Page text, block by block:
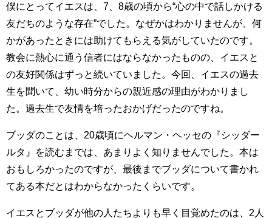
僕にとってイエスは、7、8歳の頃から“心の中で話しかける
友だちのような存在”でした。なぜかはわかりませんが、何
かがあったときには助けてもらえる気がしていたのです。
教会に熱心に通う信者にはならなかったものの、イエスと
の友好関係はずっと続いていました。今回、イエスの過去
生を聞いて、幼い時分からの親近感の理由がわかりまし
た。過去生で友情を培ったおかげだったのですね。
ブッダのことは、20歳頃にヘルマン・ヘッセの『シッダー
ルタ』を読むまでは、あまりよく知りませんでした。本は
おもしろかったのですが、最後までブッダについて書かれ
てある本だとはわからなかったくらいです。
イエスとブッダが他の人たちよりも早く目覚めたのは、2人